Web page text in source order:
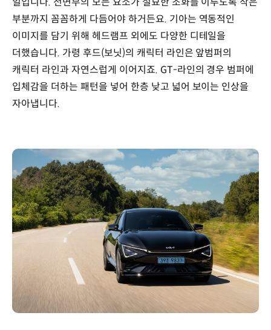
부분까지 꼼꼼하게 다듬어야 하거든요. 기아는 역동적인
이미지를 담기 위해 헤드램프 외에도 다양한 디테일을
더했습니다. 가령 후드(보닛)의 캐릭터 라인은 앞범퍼의
캐릭터 라인과 자연스럽게 이어지죠. GT-라인의 경우 범퍼에
입체감을 더하는 패턴을 넣어 한층 낮고 넓어 보이는 인상을
자아냅니다.